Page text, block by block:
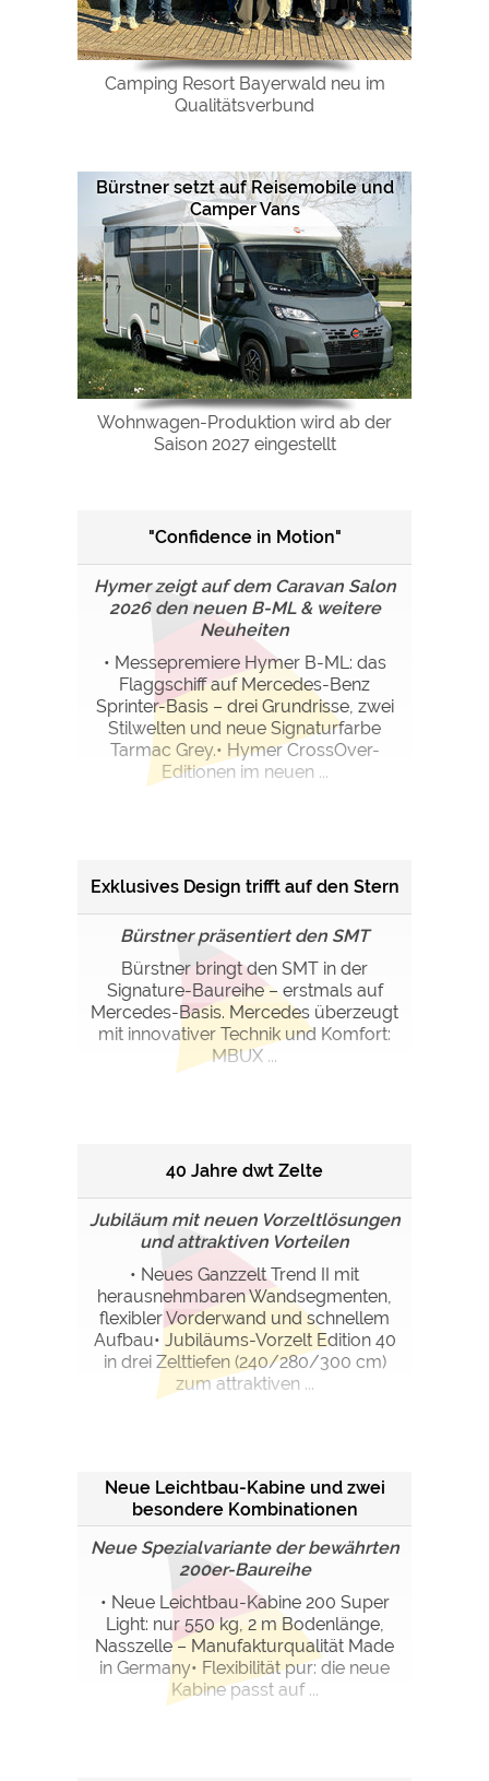
Camping Resort Bayerwald neu im
Qualitätsverbund
Bürstner setzt auf Reisemobile und
Camper Vans
Wohnwagen-Produktion wird ab der
Saison 2027 eingestellt
"Confidence in Motion"
Hymer zeigt auf dem Caravan Salon
2026 den neuen B-ML & weitere
Neuheiten
• Messepremiere Hymer B-ML: das
Flaggschiff auf Mercedes-Benz
Sprinter-Basis – drei Grundrisse, zwei
Stilwelten und neue Signaturfarbe
Tarmac Grey.• Hymer CrossOver-
Editionen im neuen ...
Exklusives Design trifft auf den Stern
Bürstner präsentiert den SMT
Bürstner bringt den SMT in der
Signature-Baureihe – erstmals auf
Mercedes-Basis. Mercedes überzeugt
mit innovativer Technik und Komfort:
MBUX ...
40 Jahre dwt Zelte
Jubiläum mit neuen Vorzeltlösungen
und attraktiven Vorteilen
• Neues Ganzzelt Trend II mit
herausnehmbaren Wandsegmenten,
flexibler Vorderwand und schnellem
Aufbau• Jubiläums-Vorzelt Edition 40
in drei Zelttiefen (240/280/300 cm)
zum attraktiven ...
Neue Leichtbau-Kabine und zwei
besondere Kombinationen
Neue Spezialvariante der bewährten
200er-Baureihe
• Neue Leichtbau-Kabine 200 Super
Light: nur 550 kg, 2 m Bodenlänge,
Nasszelle – Manufakturqualität Made
in Germany• Flexibilität pur: die neue
Kabine passt auf ...